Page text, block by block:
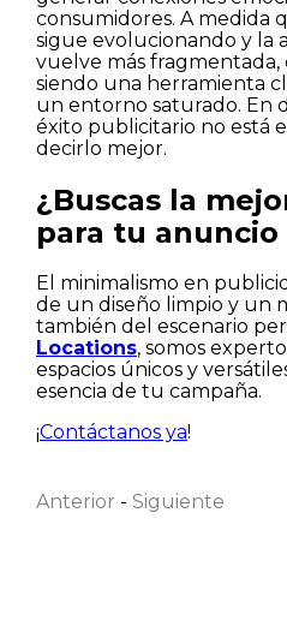
Nombre
consumidores. A medida
sigue evolucionando y la
vuelve más fragmentada,
siendo una herramienta
un entorno saturado. En
éxito publicitario no está
decirlo mejor.
¿Buscas la
para tu
El minimalismo en
de un diseño limpio y un
también del escenario
Locations, somos
espacios únicos y
esencia de tu campaña.
¡Contáctanos ya!
Anterior - Siguiente